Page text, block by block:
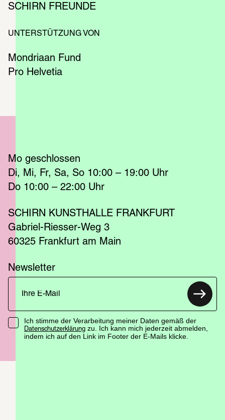
SCHIRN FREUNDE
UNTERSTÜTZUNG VON
Mondriaan Fund
Pro Helvetia
Mo geschlossen
Di
Mi Fr Sa So 10:00 – 19:00 Uhr
Do 10:00 – 22:00 Uhr
SCHIRN KUNSTHALLE FRANKFURT
Gabriel-Riesser-Weg 3
60325 Frankfurt am Main
Newsletter
Ich stimme der Verarbeitung meiner Daten gemäß der
Datenschutzerklärung zu. Ich kann mich jederzeit abmelden,
indem ich auf den Link im Footer der E-Mails klicke.